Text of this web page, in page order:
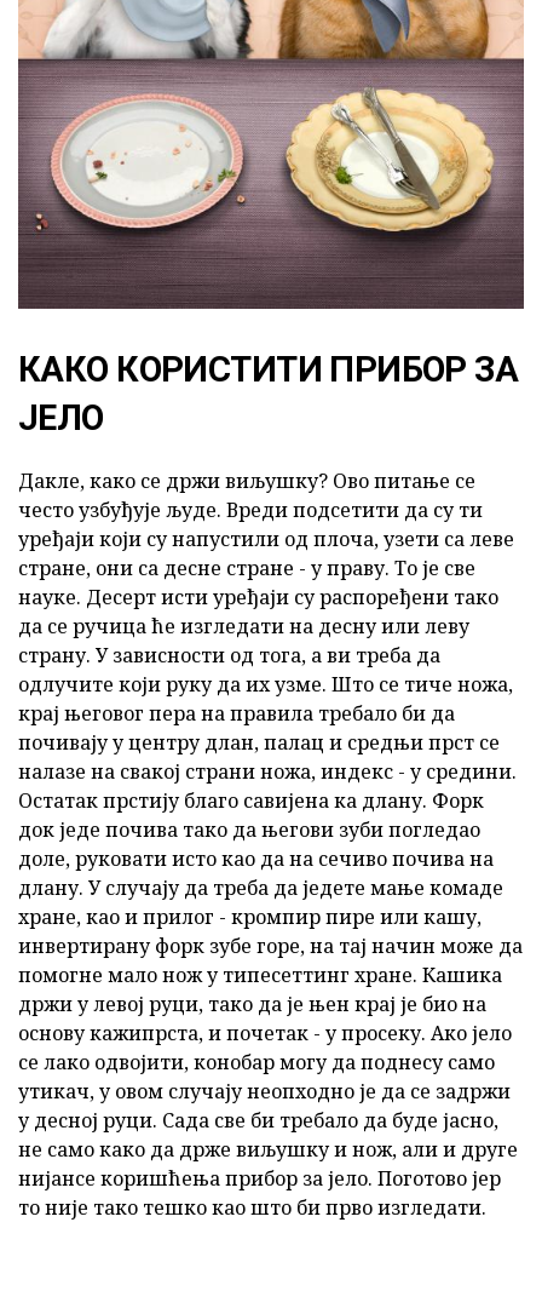
КАКО КОРИСТИТИ ПРИБОР ЗА
ЈЕЛО
Дакле, како се држи виљушку? Ово питање се
често узбуђује људе. Вреди подсетити да су ти
уређаји који су напустили од плоча, узети са леве
стране, они са десне стране - у праву. То је све
науке. Десерт исти уређаји су распоређени тако
да се ручица ће изгледати на десну или леву
страну. У зависности од тога, а ви треба да
одлучите који руку да их узме. Што се тиче ножа,
крај његовог пера на правила требало би да
почивају у центру длан, палац и средњи прст се
налазе на свакој страни ножа, индекс - у средини.
Остатак прстију благо савијена ка длану. Форк
док једе почива тако да његови зуби погледао
доле, руковати исто као да на сечиво почива на
длану. У случају да треба да једете мање комаде
хране, као и прилог - кромпир пире или кашу,
инвертирану форк зубе горе, на тај начин може да
помогне мало нож у типесеттинг хране. Кашика
држи у левој руци, тако да је њен крај је био на
основу кажипрста, и почетак - у просеку. Ако јело
се лако одвојити, конобар могу да поднесу само
утикач, у овом случају неопходно је да се задржи
у десној руци. Сада све би требало да буде јасно,
не само како да држе виљушку и нож, али и друге
нијансе коришћења прибор за јело. Поготово јер
то није тако тешко као што би прво изгледати.